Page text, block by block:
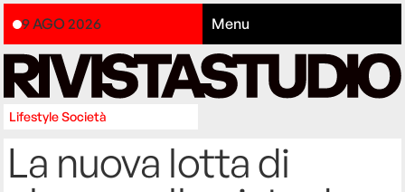
9 AGO 2026 Menu
Lifestyle Società
La nuova lotta di